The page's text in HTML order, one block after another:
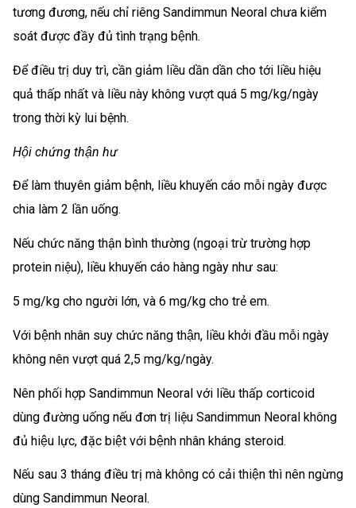
tương đương, nếu chỉ riêng Sandimmun Neoral chưa kiểm
soát được đầy đủ tình trạng bệnh.
Để điều trị duy trì, cần giảm liều dần dần cho tới liều hiệu
quả thấp nhất và liều này không vượt quá 5 mg/kg/ngày
trong thời kỳ lui bệnh.
Hội chứng thận hư
Để làm thuyên giảm bệnh, liều khuyến cáo mỗi ngày được
chia làm 2 lần uống.
Nếu chức năng thận bình thường (ngoại trừ trường hợp
protein niệu), liều khuyến cáo hàng ngày như sau:
5 mg/kg cho người lớn, và 6 mg/kg cho trẻ em.
Với bệnh nhân suy chức năng thận, liều khởi đầu mỗi ngày
không nên vượt quá 2,5 mg/kg/ngày.
Nên phối hợp Sandimmun Neoral với liều thấp corticoid
dùng đường uống nếu đơn trị liệu Sandimmun Neoral không
đủ hiệu lực, đặc biệt với bệnh nhân kháng steroid.
Nếu sau 3 tháng điều trị mà không có cải thiện thì nên ngừng
dùng Sandimmun Neoral.